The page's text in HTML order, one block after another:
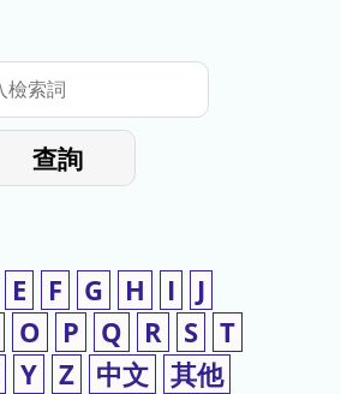
查詢
E F G H I
J
O P Q R S T
Y Z 中文 其他